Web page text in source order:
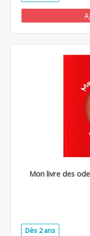
Mon livre des
Dès 2 ans